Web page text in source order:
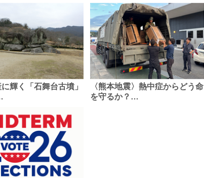
輝く「石舞台古墳」
〈熊本地震〉熱中症からどう命
を守るか？…